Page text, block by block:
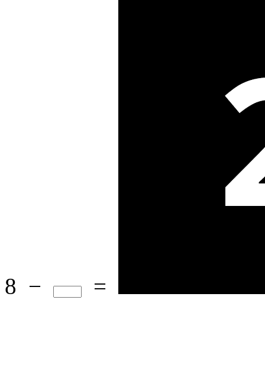
8 − =